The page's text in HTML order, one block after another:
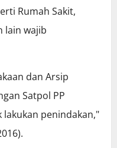
Rumah Sakit,
lain wajib
dan Arsip
Satpol PP
lakukan penindakan,"